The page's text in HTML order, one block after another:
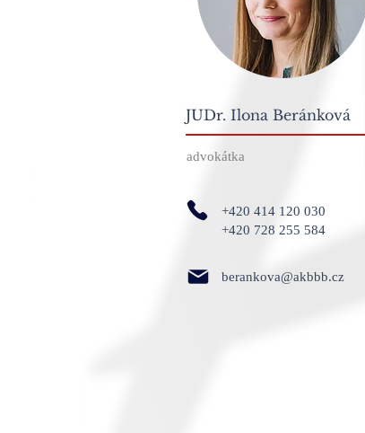
JUDr. Ilona Beránková
advokátka
+420 414 120 030
+420 728 255 584
berankova@akbbb.cz